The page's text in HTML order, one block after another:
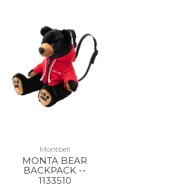
Montbell
MONTA BEAR
BACKPACK --
1133510